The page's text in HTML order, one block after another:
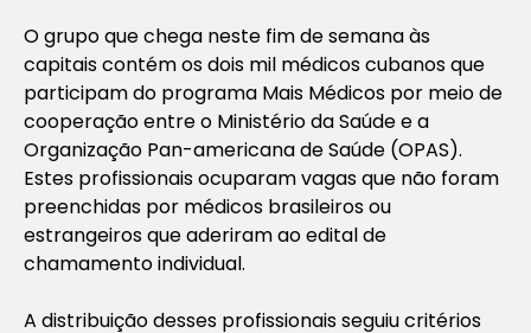
O grupo que chega neste fim de semana às
capitais contém os dois mil médicos cubanos que
participam do programa Mais Médicos por meio de
cooperação entre o Ministério da Saúde e a
Organização Pan-americana de Saúde (OPAS).
Estes profissionais ocuparam vagas que não foram
preenchidas por médicos brasileiros ou
estrangeiros que aderiram ao edital de
chamamento individual.
A distribuição desses profissionais seguiu critérios